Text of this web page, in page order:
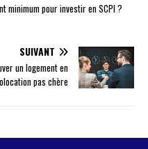
minimum pour investir en SCPI ?
SUIVANT
un logement en
pas chère